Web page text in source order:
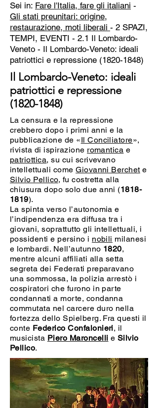
Sei in: Fare l'Italia, fare gli italiani -
Gli stati preunitari: origine,
restaurazione, moti liberali - 2 SPAZI,
TEMPI, EVENTI - 2.1 Il Lombardo-
Veneto - Il Lombardo-Veneto: ideali
patriottici e repressione (1820-1848)
Il Lombardo-Veneto: ideali
patriottici e repressione
(1820-1848)
La censura e la repressione
crebbero dopo i primi anni e la
pubblicazione de «Il Conciliatore»,
rivista di ispirazione romantica e
patriottica, su cui scrivevano
intellettuali comeGiovanni Berchete
Silvio Pellico, fu costretta alla
chiusura dopo solo due anni (1818-
1819).
La spinta verso l’autonomia e
l’indipendenza era diffusa tra i
giovani, soprattutto gli intellettuali, i
possidenti e persino i nobili milanesi
e lombardi. Nell’autunno 1820,
mentre alcuni affiliati alla setta
segreta dei Federati preparavano
una sommossa, la polizia arrestò i
cospiratori che furono in parte
condannati a morte, condanna
commutata nel carcere duro nella
fortezza dello Spielberg. Fra questi il
conte Federico Confalonieri, il
musicista Piero Maroncelli e Silvio
Pellico.